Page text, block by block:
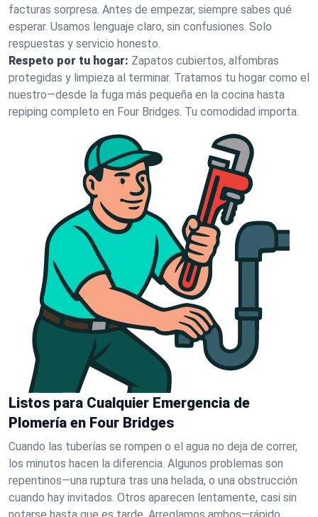
facturas sorpresa. Antes de empezar, siempre sabes qué
esperar. Usamos lenguaje claro, sin confusiones. Solo
respuestas y servicio honesto.
Respeto por tu hogar: Zapatos cubiertos, alfombras
protegidas y limpieza al terminar. Tratamos tu hogar como el
nuestro—desde la fuga más pequeña en la cocina hasta
repiping completo en Four Bridges. Tu comodidad importa.
Listos para Cualquier Emergencia de
Plomería en Four Bridges
Cuando las tuberías se rompen o el agua no deja de correr,
los minutos hacen la diferencia. Algunos problemas son
repentinos—una ruptura tras una helada, o una obstrucción
cuando hay invitados. Otros aparecen lentamente, casi sin